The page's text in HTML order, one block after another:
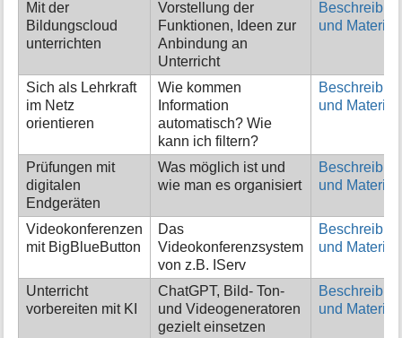
Mit der
Bildungscloud
unterrichten
Vorstellung der
Funktionen, Ideen zur
Anbindung an
Unterricht
und Material
Sich als Lehrkraft
im Netz
orientieren
Wie kommen
Information
automatisch? Wie
kann ich filtern?
und Material
Prüfungen mit
digitalen
Endgeräten
Was möglich ist und
wie man es organisiert
und Material
Videokonferenzen
mit BigBlueButton
Das
Videokonferenzsystem
von z.B. IServ
und Material
Unterricht
vorbereiten mit KI
ChatGPT, Bild- Ton-
und Videogeneratoren
gezielt einsetzen
und Material